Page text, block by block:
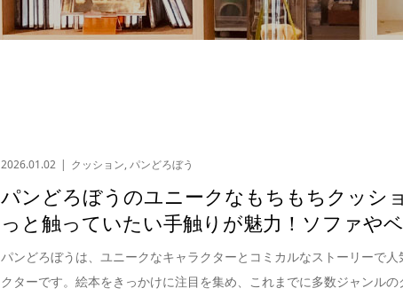
2026.01.02 クッション,パンどろぼう
パンどろぼうのユニークなもちもちクッシ
っと触っていたい手触りが魅力！ソファや
パンどろぼうは、ユニークなキャラクターとコミカルなストーリーで人
クターです。絵本をきっかけに注目を集め、これまでに多数ジャンルの